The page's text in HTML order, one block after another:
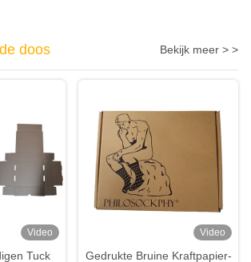
doos Bekijk meer > >
Video
Tuck
Video
Gedrukte Bruine Kraftpapier-